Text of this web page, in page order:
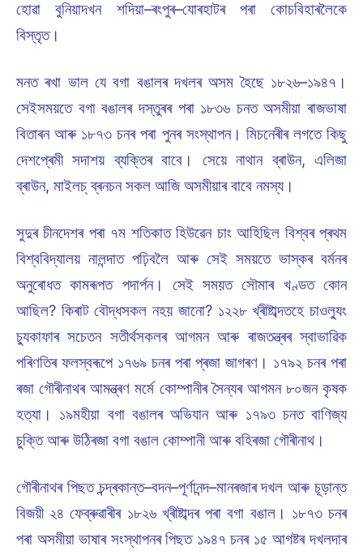
হোৱা বুনিয়াদখন শদিয়া–ৰংপুৰ–যোৰহাটৰ পৰা কোচবিহাৰলৈকে
বিস্তৃত।
মনত ৰখা ভাল যে বগা বঙালৰ দখলৰ অসম হৈছে ১৮২৬–১৯৪৭।
সেইসময়তে বগা বঙালৰ দস্তুৰৰ পৰা ১৮৩৬ চনত অসমীয়া ৰাজভাষা
বিতাৰন আৰু ১৮৭৩ চনৰ পৰা পুনৰ সংস্থাপন। মিচনেৰীৰ লগতে কিছু
দেশপ্ৰেমী সদাশয় ব্যক্তিৰ বাবে। সেয়ে নাথান ব্ৰাউন, এলিজা
ব্ৰাউন, মাইলচ্‌ ব্ৰনচন সকল আজি অসমীয়াৰ বাবে নমস্য।
সুদুৰ চীনদেশৰ পৰা ৭ম শতিকাত হিউৱেন চাং আহিছিল বিশ্বৰ প্ৰথম
বিশ্ববিদ্যালয় নালন্দাত পঢ়িবলৈ আৰু সেই সময়তে ভাস্কৰ বৰ্মনৰ
অনুৰোধত কামৰূপত পদাৰ্পন। সেই সময়ত সৌমাৰ খণ্ডত কোন
আছিল? কিৰাট বৌদ্ধসকল নহয় জানো? ১২২৮ খ্ৰীষ্টাব্দতহে চাওল্যুং
চ্যুকাফাৰ সচেতন সতীৰ্থসকলৰ আগমন আৰু ৰাজতন্ত্ৰৰ স্বাভাৱিক
পৰিণতিৰ ফলস্বৰূপে ১৭৬৯ চনৰ পৰা প্ৰজা জাগৰণ। ১৭৯২ চনৰ পৰা
ৰজা গৌৰীনাথৰ আমন্ত্ৰণ মৰ্মে কোম্পানীৰ সৈন্যৰ আগমন ৮০জন কৃষক
হত্যা। ১৯মহীয়া বগা বঙালৰ অভিযান আৰু ১৭৯৩ চনত বাণিজ্য
চুক্তি আৰু উঠিৰজা বগা বঙাল কোম্পানী আৰু বহিৰজা গৌৰীনাথ।
গৌৰীনাথৰ পিছত চন্দ্ৰকান্ত–বদন–পূৰ্ণানন্দ–মানৰজাৰ দখল আৰু চূড়ান্ত
বিজয়ী ২৪ ফেব্ৰুৱাৰীৰ ১৮২৬ খ্ৰীষ্টাব্দৰ পৰা বগা বঙাল। ১৮৭৩ চনৰ
পৰা অসমীয়া ভাষাৰ সংস্থাপনৰ পিছত ১৯৪৭ চনৰ ১৫ আগষ্টৰ দখলদাৰ